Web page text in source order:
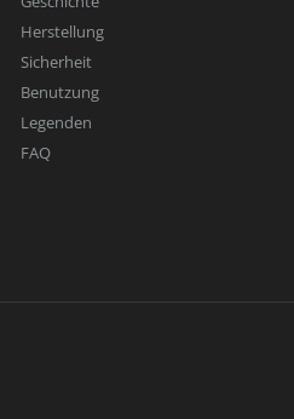
Herstellung
Sicherheit
Benutzung
Legenden
FAQ